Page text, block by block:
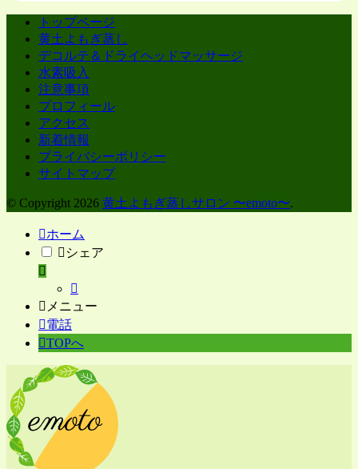
トップページ
黄土よもぎ蒸し
デコルテ＆ドライヘッドマッサージ
水素吸入
注意事項
プロフィール
アクセス
新着情報
プライバシーポリシー
サイトマップ
© Copyright 2026 黄土よもぎ蒸しサロン 〜emoto〜.
ホーム
シェア
メニュー
電話
TOPへ